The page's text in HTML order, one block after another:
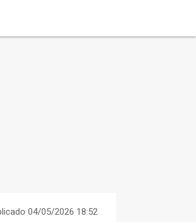
04/05/2026 18:52